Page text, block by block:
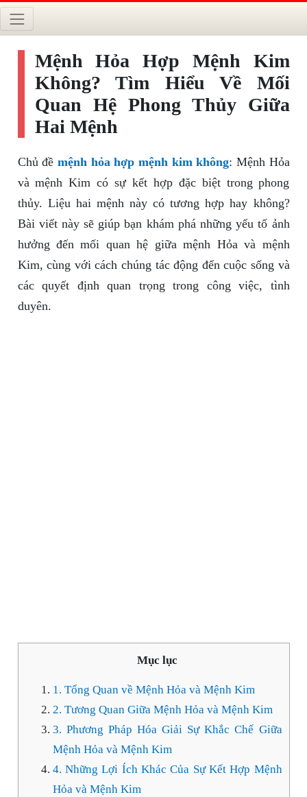
Mệnh Hỏa Hợp Mệnh Kim
Không? Tìm Hiểu Về Mối
Quan Hệ Phong Thủy Giữa
Hai Mệnh
Chủ đề mệnh hỏa hợp mệnh kim không: Mệnh Hỏa
và mệnh Kim có sự kết hợp đặc biệt trong phong
thủy. Liệu hai mệnh này có tương hợp hay không?
Bài viết này sẽ giúp bạn khám phá những yếu tố ảnh
hưởng đến mối quan hệ giữa mệnh Hỏa và mệnh
Kim, cùng với cách chúng tác động đến cuộc sống và
các quyết định quan trọng trong công việc, tình
duyên.
Mục lục
1. Tổng Quan về Mệnh Hỏa và Mệnh Kim
2. Tương Quan Giữa Mệnh Hỏa và Mệnh Kim
3. Phương Pháp Hóa Giải Sự Khắc Chế Giữa
Mệnh Hỏa và Mệnh Kim
4. Những Lợi Ích Khác Của Sự Kết Hợp Mệnh
Hỏa và Mệnh Kim